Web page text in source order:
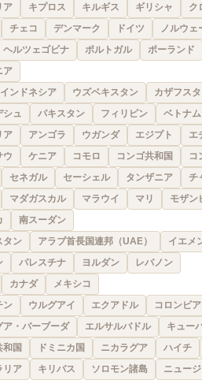
ア
キプロス キルギス ギリシャ ク
チェコ デンマーク ドイツ ノルウェ
ヘルツェゴビナ
ポルトガル ポーランド
ア
インドネシア ウズベキスタン カザフス
シュ
パキスタン フィリピン ベトナム
ア アンゴラ ウガンダ エジプト エ
ウ
ケニア コモロ コンゴ共和国 コ
セネガル セーシェル タンザニア チ
マダガスカル マラウイ マリ モザン
南スーダン
タン アラブ首長国連邦（UAE） イエメ
パレスチナ ヨルダン レバノン
カナダ メキシコ
ン ウルグアイ エクアドル コロンビア
ア・バーブーダ エルサルバドル キュー
和国
ドミニカ国 ニカラグア ハイチ
リア キリバス ソロモン諸島 ニュー